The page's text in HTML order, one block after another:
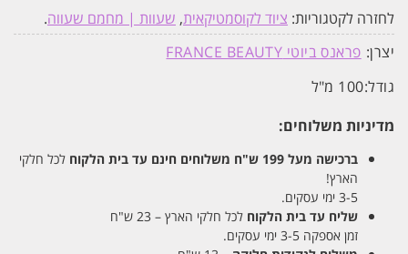
לחזרה לקטגוריות: ציוד לקוסמטיקאית, שעוות | מחמם שעווה.
יצרן: פראנס ביוטי FRANCE BEAUTY
גודל:100 מ"ל
מדיניות משלוחים:
ברכישה מעל 199 ש"ח משלוחים חינם עד בית הלקוח לכל חלקי
הארץ!
3-5 ימי עסקים.
שליח עד בית הלקוח לכל חלקי הארץ – 23 ש"ח
זמן אספקה 3-5 ימי עסקים.